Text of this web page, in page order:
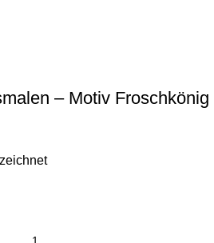
– Motiv Froschkönig